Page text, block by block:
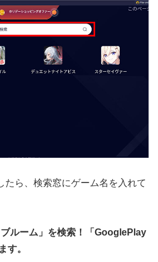
たら、検索窓にゲーム名を入れて
ルーム」を検索！「GooglePlay
す。